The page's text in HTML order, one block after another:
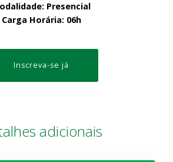
Presencial
Carga Horária: 06h
Inscreva-se já
adicionais